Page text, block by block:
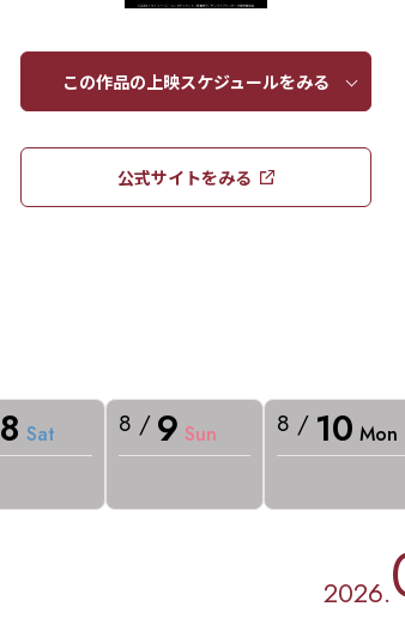
この作品の上映スケジュールをみる​​
公式サイトをみる​​
8 Sat 8 / 9 Sun 8 / 10 Mon
2026.